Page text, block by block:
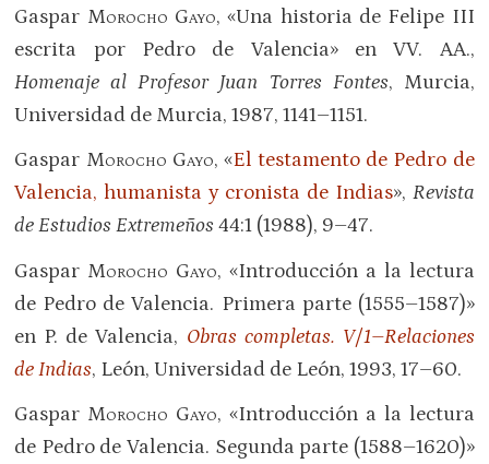
Gaspar Morocho Gayo, «Una historia de Felipe III
escrita por Pedro de Valencia» en VV. AA.,
Homenaje al Profesor Juan Torres Fontes, Murcia,
Universidad de Murcia, 1987, 1141–1151.
Gaspar Morocho Gayo, «El testamento de Pedro de
Valencia, humanista y cronista de Indias», Revista
de Estudios Extremeños44:1 (1988), 9–47.
Gaspar Morocho Gayo, «Introducción a la lectura
de Pedro de Valencia. Primera parte (1555–1587)»
en P. de Valencia, Obras completas. V/1–Relaciones
de Indias, León, Universidad de León, 1993, 17–60.
Gaspar Morocho Gayo, «Introducción a la lectura
de Pedro de Valencia. Segunda parte (1588–1620)»